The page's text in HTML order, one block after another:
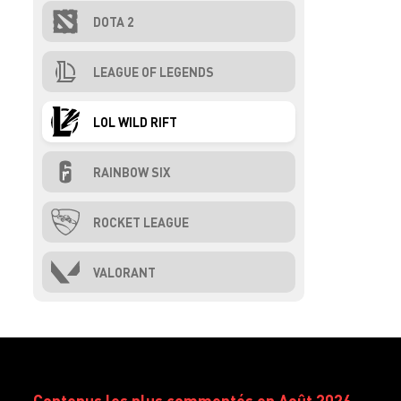
DOTA 2
LEAGUE OF LEGENDS
LOL WILD RIFT
RAINBOW SIX
ROCKET LEAGUE
VALORANT